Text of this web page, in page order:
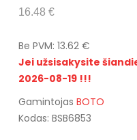
16.48 €
Be PVM: 13.62 €
Jei užsisakysite
2026-08-19 !!!
Gamintojas BOTO
Kodas: BSB6853